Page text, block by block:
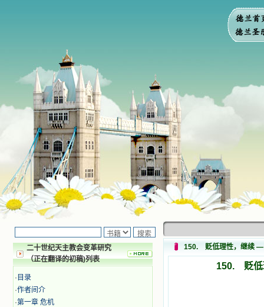
二十世纪天主教会变革研究
（正在翻译的初稿)列表
· 目录
·作者间介
·第一章 危机
150. 贬低理性，继续 —
150. 贬低